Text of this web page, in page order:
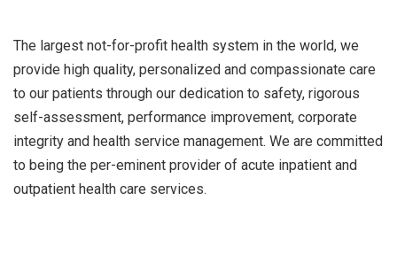
The largest not-for-profit health system in the world, we
provide high quality, personalized and compassionate care
to our patients through our dedication to safety, rigorous
self-assessment, performance improvement, corporate
integrity and health service management. We are committed
to being the per-eminent provider of acute inpatient and
outpatient health care services.